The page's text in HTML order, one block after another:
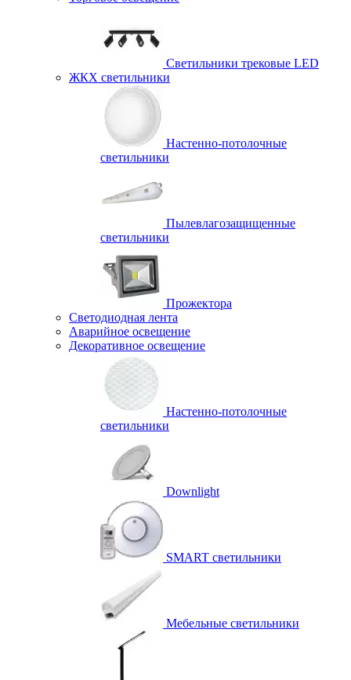
Светильники трековые LED
ЖКХ светильники
Настенно-потолочные
светильники
Пылевлагозащищенные
светильники
Прожектора
Светодиодная лента
Аварийное освещение
Декоративное освещение
Настенно-потолочные
светильники
Downlight
SMART светильники
Мебельные светильники